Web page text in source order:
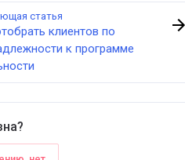
статья
клиентов по
к программе